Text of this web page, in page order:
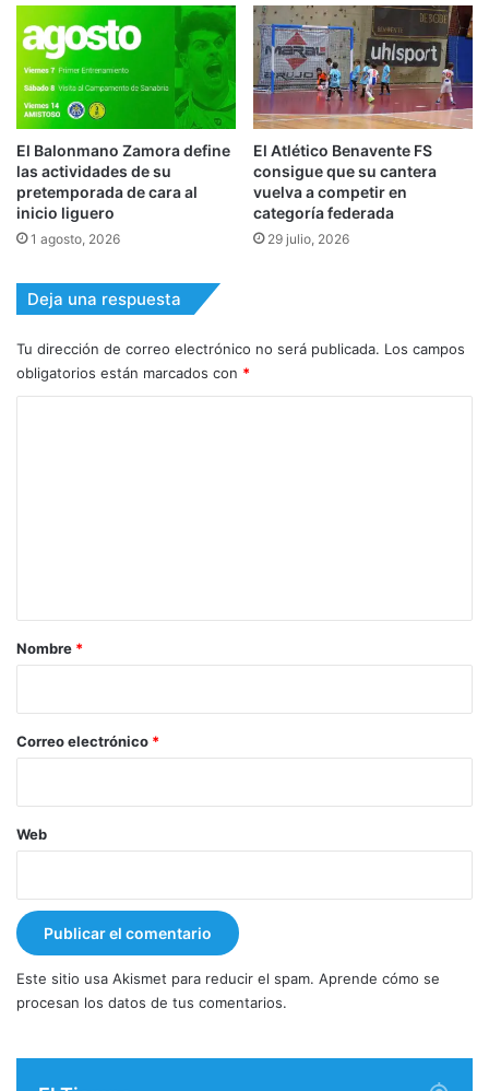
El Balonmano Zamora define
las actividades de su
pretemporada de cara al
inicio liguero
1 agosto, 2026
El Atlético Benavente FS
consigue que su cantera
vuelva a competir en
categoría federada
29 julio, 2026
Deja una respuesta
Tu dirección de correo electrónico no será publicada. Los campos
obligatorios están marcados con *
r
*
Nombre *
Correo electrónico *
Web
Este sitio usa Akismet para reducir el spam. Aprende cómo se
procesan los datos de tus comentarios.